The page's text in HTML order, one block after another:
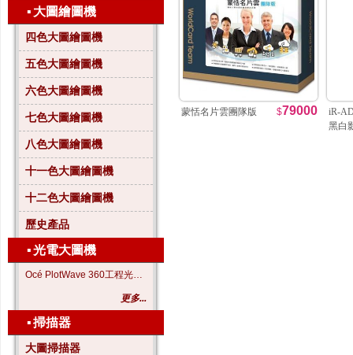
▪ 大圖繪圖機
四色大圖繪圖機
五色大圖繪圖機
六色大圖繪圖機
七色大圖繪圖機
八色大圖繪圖機
十一色大圖繪圖機
十二色大圖繪圖機
歷史產品
▪光電大圖機
Océ PlotWave 360工程光電大圖機
更多...
▪掃描器
大圖掃描器
蒙恬名片雲團隊版 $79000
iR-
黑白